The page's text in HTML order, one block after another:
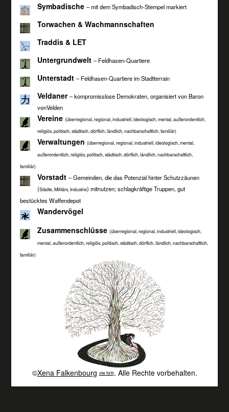
Symbadische – mit dem Symbadisch-Stempel markiert
Torwachen & Wachmannschaften
Traddis & LET
Untergrundwelt – Feldhasen-Quartiere
Unterstadt – Feldhasen-Quartiere im Stadtterrain
Veldaner– kompromisslose Demokraten, organisiert von Baron
vonVelden
Vereine (überregional, regional, industriell, ideologisch, mental, außerordentlich,
religiös, politisch, städtisch, dörflich, ländlich, nachbarschaftlich, familiär)
Verwaltungen (überregional, regional, industriell, ideologisch, mental,
außerordentlich, religiös, politisch, städtisch, dörflich, ländlich, nachbarschaftlich,
familiär)
Vorstadt – Gemeinden, die das Potenzial hinter Schutzzäunen
(Städte, Militärs, Industrie) mitnutzen; schlagkräftige Truppen, gut
bestücktes Waffendepot
Wandervögel
Zusammenschlüsse (überregional, regional, industriell, ideologisch,
mental, außerordentlich, religiös, politisch, städtisch, dörflich, ländlich, nachbarschaftlich,
familiär)
©Xena Falkenbourg xfw fürth. Alle Rechte vorbehalten.